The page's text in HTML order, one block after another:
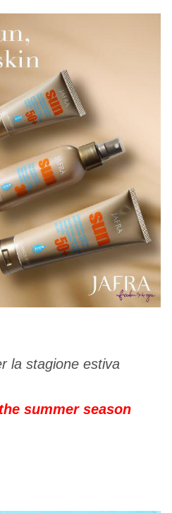
la stagione estiva
summer season